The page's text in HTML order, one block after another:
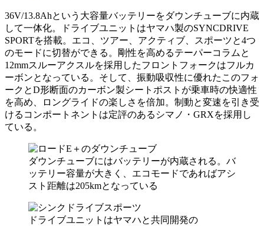
36V/13.8Ahという大容量バッテリーをダウンチューブに内蔵
して一体化。ドライブユニットはヤマハ製のSYNCDRIVE
SPORTを搭載。エコ、ツアー、アクティブ、スポーツと4つ
のモードに切替ができる。剛性を高めるテーパーコラムと
12mmスルーアクスルを採用したフロントフォークはフルカ
ーボンとなっている。そして、振動吸収性に優れたこのフォ
ークとD形断面のカーボン製シートポストが乗車時の快適性
を高め、ロングライドの楽しさを倍加。制動と変速を引き受
けるコンポートネントは定評のあるシマノ・GRXを採用し
ている。
ダウンチューブにはバッテリーが内蔵される。バ
ッテリー容量が大きく、エコモードであればアシ
スト距離は205kmとなっている
ドライブユニットはヤマハと共同開発の